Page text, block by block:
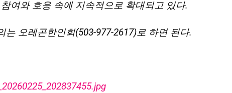
여와 호응 속에 지속적으로 확대되고 있다.
는 오레곤한인회(503-977-2617)로 하면 된다.